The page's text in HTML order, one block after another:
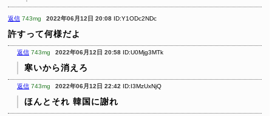
返信 743mg 2022年06月12日 20:08 ID:Y1ODc2NDc
許すって何様だよ
返信 743mg 2022年06月12日 20:58 ID:U0Mjg3MTk
寒いから消えろ
返信 743mg 2022年06月12日 22:42 ID:I3MzUxNjQ
ほんとそれ 韓国に謝れ